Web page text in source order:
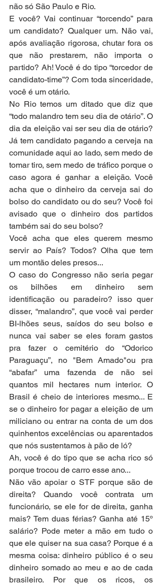
não só São Paulo e Rio.
E você? Vai continuar “torcendo” para
um candidato? Qualquer um. Não vai,
após avaliação rigorosa, chutar fora os
que não prestarem, não importa o
partido? Ah! Você é do tipo “torcedor de
candidato-time”? Com toda sinceridade,
você é um otário.
No Rio temos um ditado que diz que
“todo malandro tem seu dia de otário”. O
dia da eleição vai ser seu dia de otário?
Já tem candidato pagando a cerveja na
comunidade aqui ao lado, sem medo de
tomar tiro, sem medo de tráfico porque o
caso agora é ganhar a eleição. Você
acha que o dinheiro da cerveja sai do
bolso do candidato ou do seu? Você foi
avisado que o dinheiro dos partidos
também sai do seu bolso?
Você acha que eles querem mesmo
servir ao País? Todos? Olha que tem
um montão deles presos...
O caso do Congresso não seria pegar
os bilhões em dinheiro sem
identificação ou paradeiro? isso quer
disser, “malandro”, que você vai perder
BI-lhões seus, saídos do seu bolso e
nunca vai saber se eles foram gastos
pra fazer o cemitério do “Odorico
Paraguaçu”, no "Bem Amado"ou pra
“abafar” uma fazenda de não sei
quantos mil hectares num interior. O
Brasil é cheio de interiores mesmo... E
se o dinheiro for pagar a eleição de um
miliciano ou entrar na conta de um dos
quinhentos excelências ou aparentados
que nós sustentamos à pão de ló?
Ah, você é do tipo que se acha rico só
porque trocou de carro esse ano...
Não vão apoiar o STF porque são de
direita? Quando você contrata um
funcionário, se ele for de direita, ganha
mais? Tem duas férias? Ganha até 15º
salário? Pode meter a mão em tudo o
que ele quiser na sua casa? Porque é a
mesma coisa: dinheiro público é o seu
dinheiro somado ao meu e ao de cada
brasileiro. Por que os ricos, os